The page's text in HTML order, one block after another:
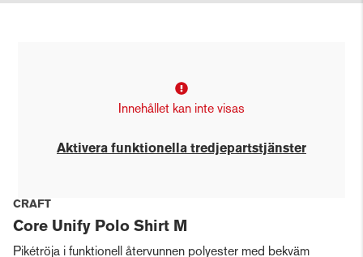
Innehållet kan inte visas
Aktivera funktionella tredjepartstjänster
CRAFT
Core Unify Polo Shirt M
Pikétröja i funktionell återvunnen polyester med bekväm